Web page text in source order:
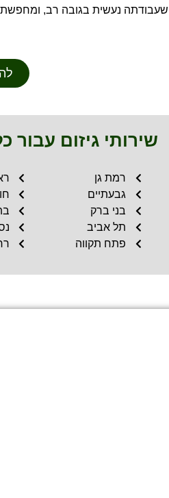
שעבודתה נעשית בגובה רב, ומחפשת
שירותי גיזום עבור
רמת גן
גבעתיים
בני ברק
תל אביב
פתח תקווה